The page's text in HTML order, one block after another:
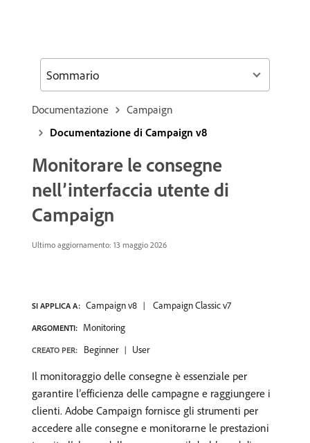
Documentazione
Campaign
Documentazione di Campaign v8
Monitorare le consegne
nell’interfaccia utente di
Campaign
Ultimo aggiornamento: 13 maggio 2026
SI APPLICA A: Campaign v8 Campaign Classic v7
ARGOMENTI: Monitoring
CREATO PER: Beginner User
Il monitoraggio delle consegne è essenziale per
garantire l’efficienza delle campagne e raggiungere i
clienti. Adobe Campaign fornisce gli strumenti per
accedere alle consegne e monitorarne le prestazioni
Sommario